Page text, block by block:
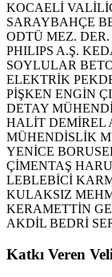
KOCAELİ
SARAYBAHÇE
ODTÜ MEZ.
PHILIPS A.Ş.
SOYLULAR
ELEKTRİK
PİŞKEN ENGİN
DETAY
HALİT DEMİREL
MÜHENDİSLİK
YENİCE
ÇİMENTAŞ
LEBLEBİCİ
KULAKSIZ
KERAMETTİN
AKDİL BEDRİ
Katkı Veren